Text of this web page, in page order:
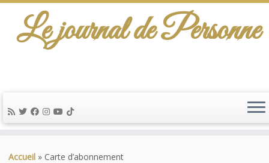
au
Le journal de Personne
Accueil » Carte d’abonnement